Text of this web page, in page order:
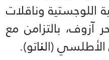
اللوجستية وناقلات
آزوف، بالتزامن مع
ناتو).